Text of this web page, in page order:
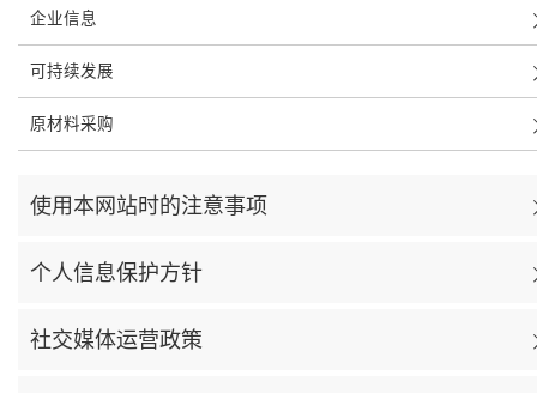
企业信息
可持续发展
原材料采购
使用本网站时的注意事项
个人信息保护方针
社交媒体运营政策